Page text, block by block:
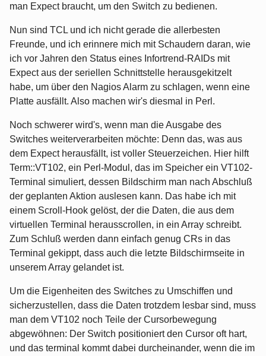
man Expect braucht, um den Switch zu bedienen.
Nun sind TCL und ich nicht gerade die allerbesten
Freunde, und ich erinnere mich mit Schaudern daran, wie
ich vor Jahren den Status eines Infortrend-RAIDs mit
Expect aus der seriellen Schnittstelle herausgekitzelt
habe, um über den Nagios Alarm zu schlagen, wenn eine
Platte ausfällt. Also machen wir's diesmal in Perl.
Noch schwerer wird's, wenn man die Ausgabe des
Switches weiterverarbeiten möchte: Denn das, was aus
dem Expect herausfällt, ist voller Steuerzeichen. Hier hilft
Term::VT102, ein Perl-Modul, das im Speicher ein VT102-
Terminal simuliert, dessen Bildschirm man nach Abschluß
der geplanten Aktion auslesen kann. Das habe ich mit
einem Scroll-Hook gelöst, der die Daten, die aus dem
virtuellen Terminal herausscrollen, in ein Array schreibt.
Zum Schluß werden dann einfach genug CRs in das
Terminal gekippt, dass auch die letzte Bildschirmseite in
unserem Array gelandet ist.
Um die Eigenheiten des Switches zu Umschiffen und
sicherzustellen, dass die Daten trotzdem lesbar sind, muss
man dem VT102 noch Teile der Cursorbewegung
abgewöhnen: Der Switch positioniert den Cursor oft hart,
und das terminal kommt dabei durcheinander, wenn die im